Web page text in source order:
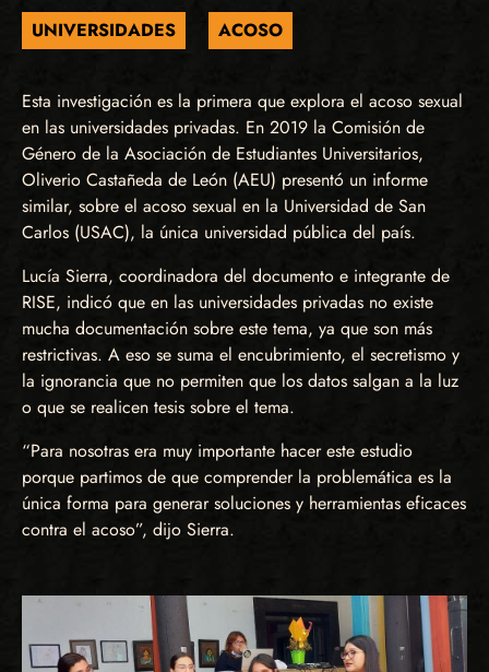
UNIVERSIDADES ACOSO
Esta investigación es la primera que explora el acoso sexual
en las universidades privadas. En 2019 la Comisión de
Género de la Asociación de Estudiantes Universitarios,
Oliverio Castañeda de León (AEU) presentó un informe
similar, sobre el acoso sexual en la Universidad de San
Carlos (USAC), la única universidad pública del país.
Lucía Sierra, coordinadora del documento e integrante de
RISE, indicó que en las universidades privadas no existe
mucha documentación sobre este tema, ya que son más
restrictivas. A eso se suma el encubrimiento, el secretismo y
la ignorancia que no permiten que los datos salgan a la luz
o que se realicen tesis sobre el tema.
“Para nosotras era muy importante hacer este estudio
porque partimos de que comprender la problemática es la
única forma para generar soluciones y herramientas eficaces
contra el acoso”, dijo Sierra.